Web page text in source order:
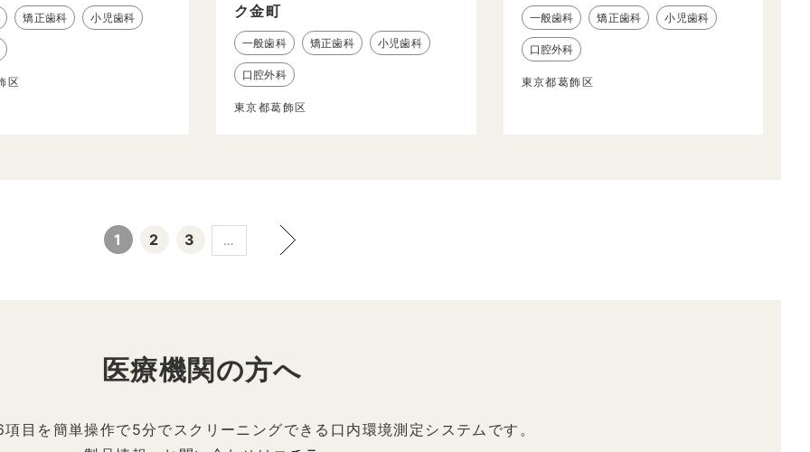
矯正歯科 小児歯科
区
ク金町
一般歯科 矯正歯科 小児歯科
口腔外科
東京都葛飾区
一般歯科 矯正歯科 小児歯科
口腔外科
東京都葛飾区
1 2 3 …
医療機関の方へ
目を簡単操作で5分でスクリーニングできる口内環境測定システムです。